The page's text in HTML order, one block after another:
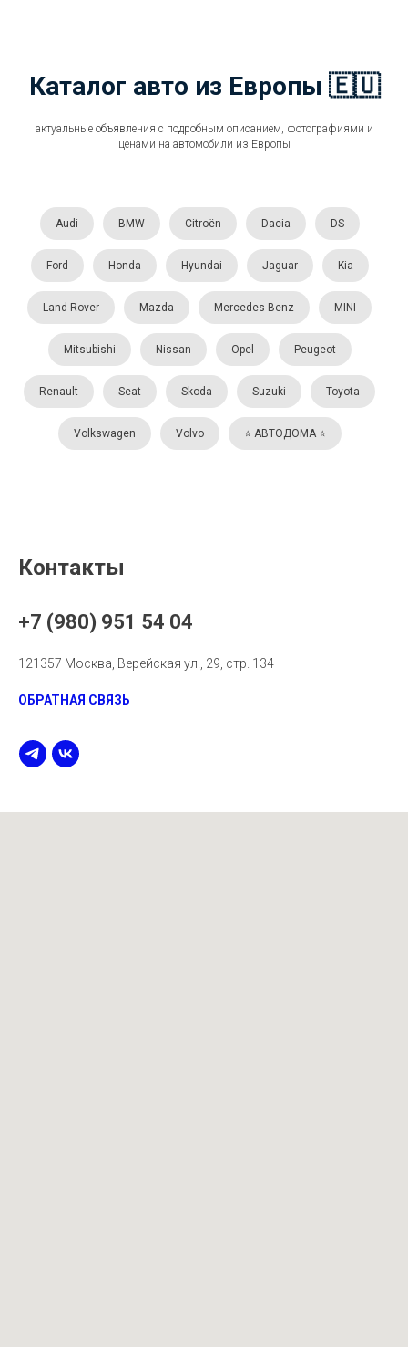
Каталог авто из Европы 🇪🇺
актуальные объявления с подробным описанием, фотографиями и
ценами на автомобили из Европы
Audi BMW Citroën Dacia DS
Ford Honda Hyundai Jaguar Kia
Land Rover Mazda Mercedes-Benz MINI
Mitsubishi Nissan Opel Peugeot
Renault Seat Skoda Suzuki Toyota
Volkswagen Volvo ⭐️ АВТОДОМА ⭐️
Контакты
+7 (980) 951 54 04
121357 Москва, Верейская ул., 29, стр. 134
ОБРАТНАЯ СВЯЗЬ